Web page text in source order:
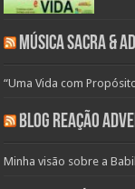
Música Sacra &
“Uma Vida com
Blog Reação
Minha visão sobre a